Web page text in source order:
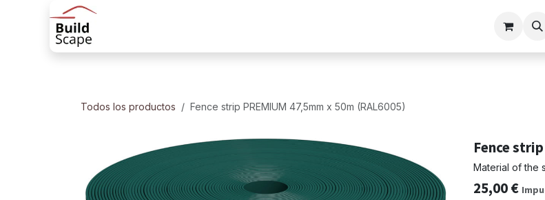
Ir al contenido
Todos los productos Fence strip PREMIUM 47,5mm x 50m (RAL6005)
Fence
Material of the
25,00€